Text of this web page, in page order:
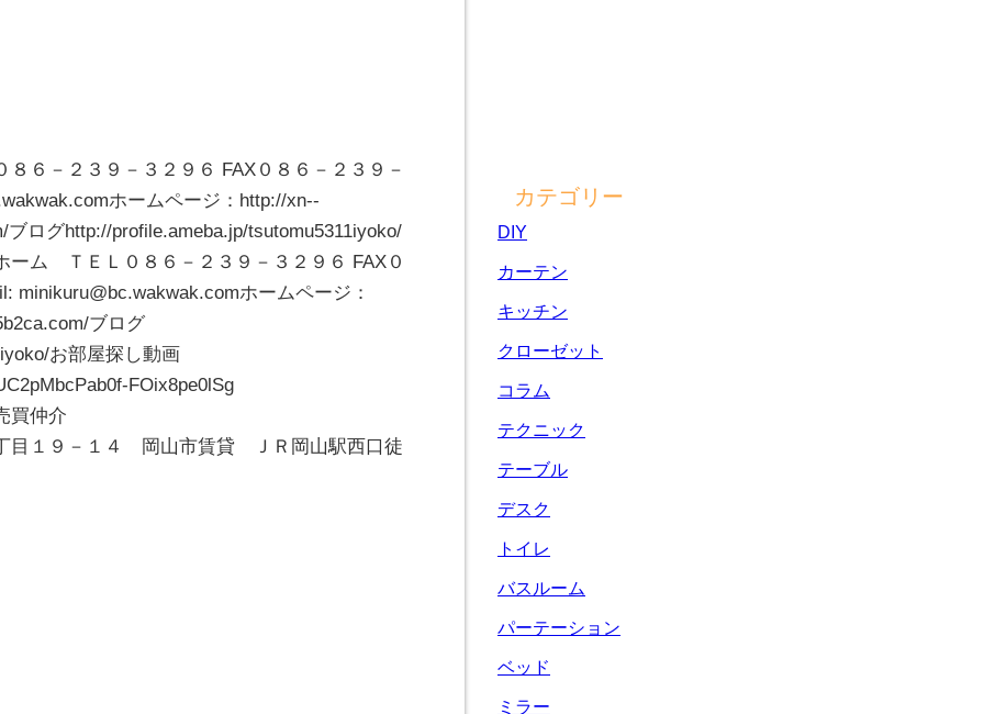
６－２３９－３２９６ FAX０８６－２３９－
ホームページ：http://xn--
ログhttp://profile.ameba.jp/tsutomu5311iyoko/
ーム ＴＥＬ０８６－２３９－３２９６ FAX０
ホームページ：
ブログ
お部屋探し動画
FOix8pe0lSg
買仲介
目１９－１４ 岡山市賃貸 ＪＲ岡山駅西口徒
カテゴリー
DIY
カーテン
キッチン
クローゼット
コラム
テクニック
テーブル
デスク
トイレ
バスルーム
パーテーション
ベッド
ミラー